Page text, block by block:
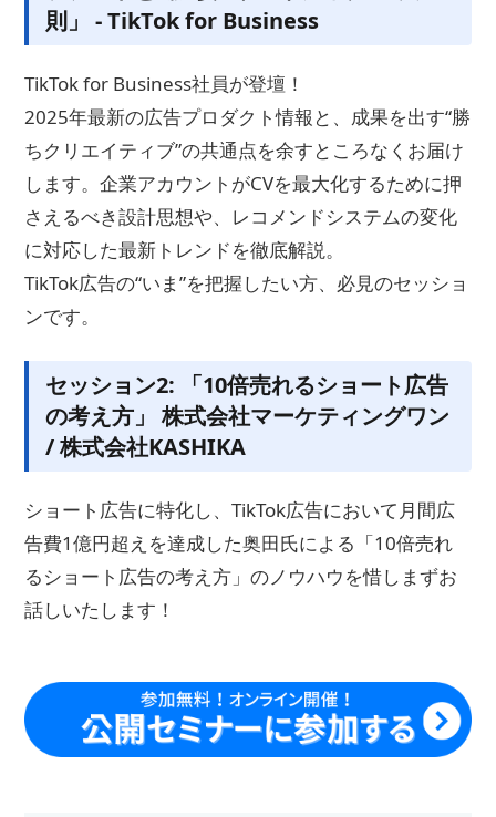
則」 - TikTok for Business
TikTok for Business社員が登壇！
2025年最新の広告プロダクト情報と、成果を出す“勝
ちクリエイティブ”の共通点を余すところなくお届け
します。企業アカウントがCVを最大化するために押
さえるべき設計思想や、レコメンドシステムの変化
に対応した最新トレンドを徹底解説。
TikTok広告の“いま”を把握したい方、必見のセッショ
ンです。
セッション2: 「10倍売れるショート広告
の考え方」 株式会社マーケティングワン
/ 株式会社KASHIKA
ショート広告に特化し、TikTok広告において月間広
告費1億円超えを達成した奥田氏による「10倍売れ
るショート広告の考え方」のノウハウを惜しまずお
話しいたします！